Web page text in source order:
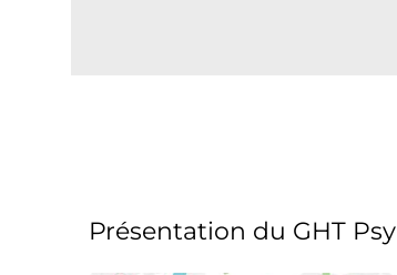
Présentation du GHT Psy